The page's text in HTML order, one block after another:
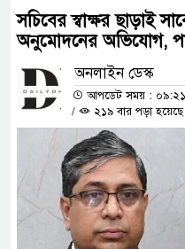
সচিবের স্বাক্ষর ছাড়াই
অনুমোদনের অভিযোগ,
অনলাইন ডেস্ক
আপডেট সময় :
/
২১৯ বার পড়া হয়েছে